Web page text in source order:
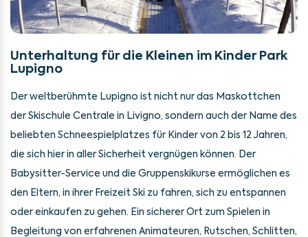
Unterhaltung für die Kleinen im Kinder Park
Lupigno
Der weltberühmte Lupigno ist nicht nur das Maskottchen
der Skischule Centrale in Livigno, sondern auch der Name des
beliebten Schneespielplatzes für Kinder von 2 bis 12 Jahren,
die sich hier in aller Sicherheit vergnügen können. Der
Babysitter-Service und die Gruppenskikurse ermöglichen es
den Eltern, in ihrer Freizeit Ski zu fahren, sich zu entspannen
oder einkaufen zu gehen. Ein sicherer Ort zum Spielen in
Begleitung von erfahrenen Animateuren, Rutschen, Schlitten,